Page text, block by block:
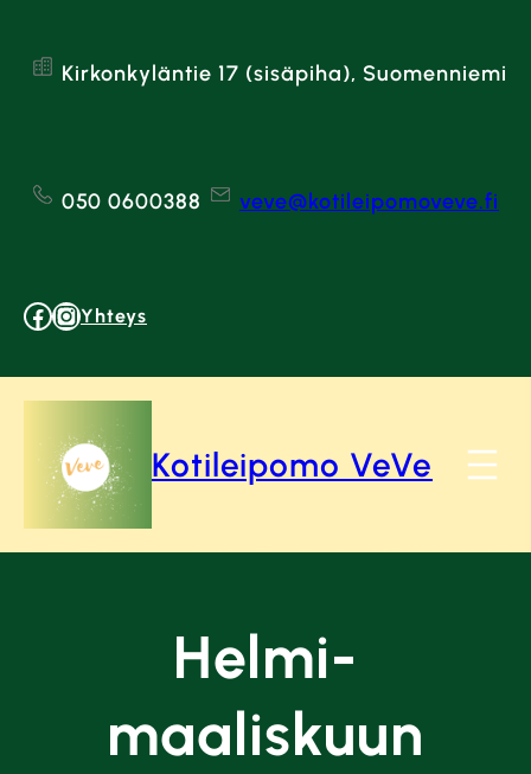
Kirkonkyläntie 17 (sisäpiha), Suomenniemi
050 0600388 veve@kotileipomoveve.fi
Facebook
Instagram
Yhteys
Kotileipomo VeVe
Helmi-
maaliskuun